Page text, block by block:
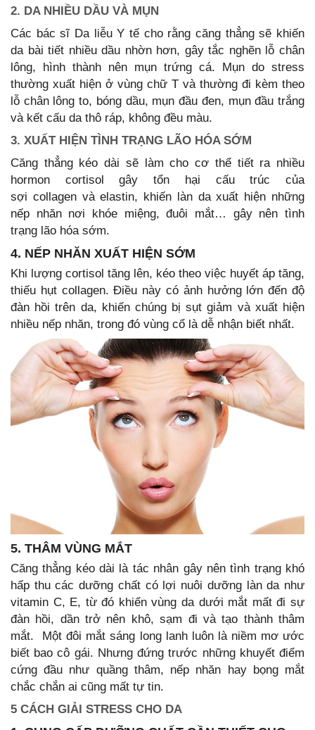
2. DA NHIỀU DẦU VÀ MỤN
Các bác sĩ Da liễu Y tế cho rằng căng thẳng sẽ khiến
da bài tiết nhiều dầu nhờn hơn, gây tắc nghẽn lỗ chân
lông, hình thành nên mụn trứng cá. Mụn do stress
thường xuất hiện ở vùng chữ T và thường đi kèm theo
lỗ chân lông to, bóng dầu, mụn đầu đen, mụn đầu trắng
và kết cấu da thô ráp, không đều màu.
3. XUẤT HIỆN TÌNH TRẠNG LÃO HÓA SỚM
Căng thẳng kéo dài sẽ làm cho cơ thể tiết ra nhiều
hormon cortisol gây tổn hại cấu trúc của
sợi collagen và elastin, khiến làn da xuất hiện những
nếp nhăn nơi khóe miệng, đuôi mắt… gây nên tình
trạng lão hóa sớm.
4. NẾP NHĂN XUẤT HIỆN SỚM
Khi lượng cortisol tăng lên, kéo theo việc huyết áp tăng,
thiếu hụt collagen. Điều này có ảnh hưởng lớn đến độ
đàn hồi trên da, khiến chúng bị sụt giảm và xuất hiện
nhiều nếp nhăn, trong đó vùng cổ là dễ nhận biết nhất.
5. THÂM VÙNG MẮT
Căng thẳng kéo dài là tác nhân gây nên tình trạng khó
hấp thu các dưỡng chất có lợi nuôi dưỡng làn da như
vitamin C, E, từ đó khiến vùng da dưới mắt mất đi sự
đàn hồi, dần trở nên khô, sạm đi và tạo thành thâm
mắt. Một đôi mắt sáng long lanh luôn là niềm mơ ước
biết bao cô gái. Nhưng đứng trước những khuyết điểm
cứng đầu như quầng thâm, nếp nhăn hay bọng mắt
chắc chắn ai cũng mất tự tin.
5 CÁCH GIẢI STRESS CHO DA